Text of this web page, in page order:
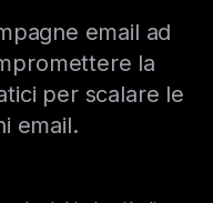
email ad
la
per scalare le
email.